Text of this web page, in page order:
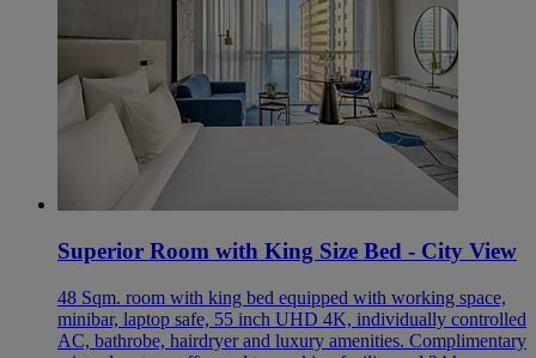
Superior Room with King Size Bed - City View
48 Sqm. room with king bed equipped with working space,
minibar, laptop safe, 55 inch UHD 4K, individually controlled
AC, bathrobe, hairdryer and luxury amenities. Complimentary